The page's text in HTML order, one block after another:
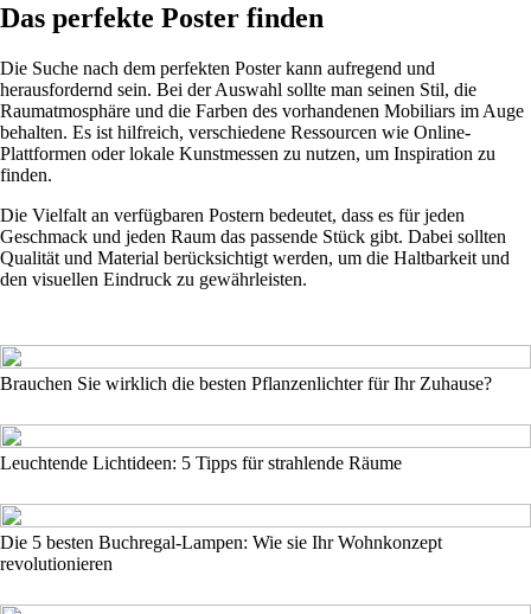
Das perfekte Poster finden
Die Suche nach dem perfekten Poster kann aufregend und
herausfordernd sein. Bei der Auswahl sollte man seinen Stil, die
Raumatmosphäre und die Farben des vorhandenen Mobiliars im Auge
behalten. Es ist hilfreich, verschiedene Ressourcen wie Online-
Plattformen oder lokale Kunstmessen zu nutzen, um Inspiration zu
finden.
Die Vielfalt an verfügbaren Postern bedeutet, dass es für jeden
Geschmack und jeden Raum das passende Stück gibt. Dabei sollten
Qualität und Material berücksichtigt werden, um die Haltbarkeit und
den visuellen Eindruck zu gewährleisten.
Brauchen Sie wirklich die besten Pflanzenlichter für Ihr Zuhause?
Leuchtende Lichtideen: 5 Tipps für strahlende Räume
Die 5 besten Buchregal-Lampen: Wie sie Ihr Wohnkonzept
revolutionieren